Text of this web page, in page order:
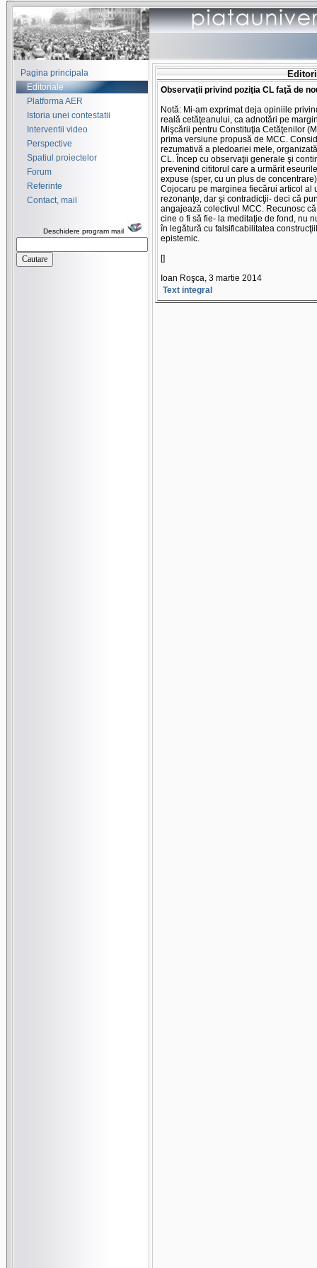
Pagina principala
Editoriale
Platforma AER
Istoria unei contestatii
Interventii video
Perspective
Spatiul proiectelor
Forum
Referinte
Contact, mail
Deschidere program mail
Observaţii privind poziţia CL faţă de
Notă: Mi-am exprimat deja opiniile
reală cetăţeanului, ca adnotări pe
Mişcării pentru Constituţia Cetăţenilor
prima versiune propusă de MCC.
rezumativă a pledoariei mele,
CL. Încep cu observaţii generale şi
prevenind cititorul care a urmărit
expuse (sper, cu un plus de
Cojocaru pe marginea fiecărui articol al
rezonanţe, dar şi contradicţii- deci că
angajează colectivul MCC. Recunosc
cine o fi să fie- la meditaţie de fond, nu
în legătură cu falsificabilitatea
epistemic.
[]
Ioan Roşca, 3 martie 2014
Text integral